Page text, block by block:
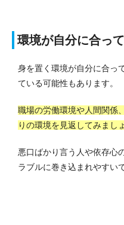
環境が自分に合っ
身を置く環境が自分に合っ
ている可能性もあります。
職場の労働環境や人間関係
りの環境を見返してみまし
悪口ばかり言う人や依存心
ラブルに巻き込まれやすい